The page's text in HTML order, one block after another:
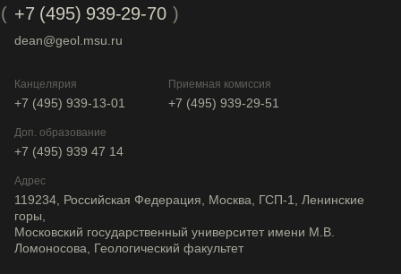
+7 (495) 939-29-70
dean@geol.msu.ru
Канцелярия
+7 (495) 939-13-01
Приемная комиссия
+7 (495) 939-29-51
Доп. образование
+7 (495) 939 47 14
Адрес
119234, Российская Федерация, Москва, ГСП-1, Ленинские
горы,
Московский государственный университет имени М.В.
Ломоносова, Геологический факультет